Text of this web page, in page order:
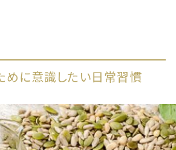
めに意識したい日常習慣